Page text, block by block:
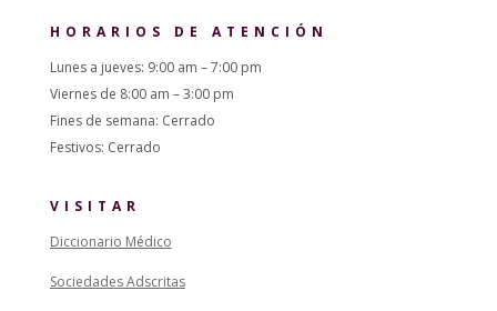
HORARIOS DE ATENCIÓN
Lunes a jueves: 9:00 am – 7:00 pm
Viernes de 8:00 am – 3:00 pm
Fines de semana: Cerrado
Festivos: Cerrado
VISITAR
Diccionario Médico
Sociedades Adscritas